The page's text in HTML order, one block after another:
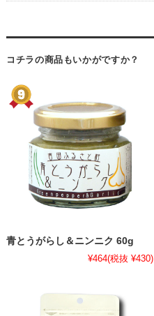
コチラの商品もいかがですか？
青とうがらし＆ニンニク 60g
¥464(税抜 ¥430)